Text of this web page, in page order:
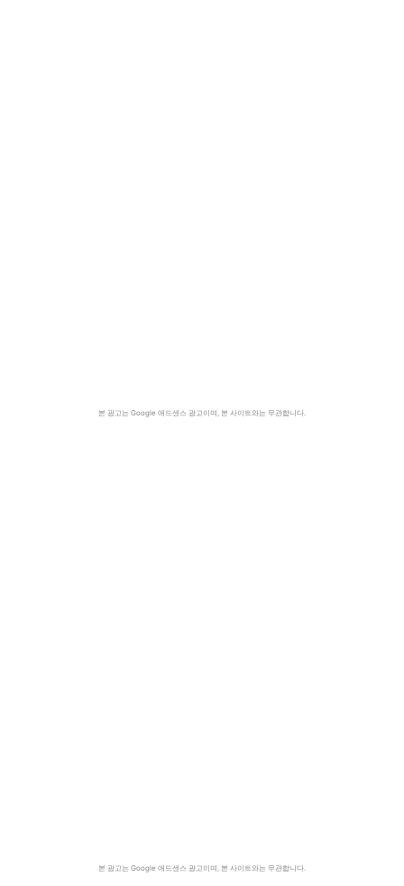
본 광고는 Google 애드센스 광고이며, 본 사이트와는 무관합니다.
본 광고는 Google 애드센스 광고이며, 본 사이트와는 무관합니다.